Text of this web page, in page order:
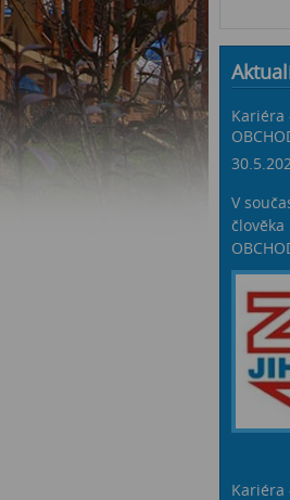
Kariéra
V
člověka
Kariéra